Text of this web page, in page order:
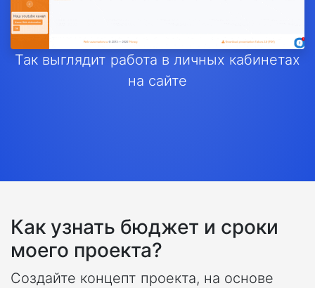
Так выглядит работа в личных кабинетах
на сайте
Как узнать бюджет и сроки
моего проекта?
Создайте концепт проекта, на основе